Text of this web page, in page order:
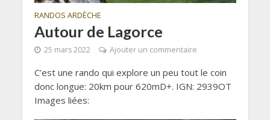
RANDOS ARDÈCHE
Autour de Lagorce
25 mars 2022 Ajouter un commentaire
C’est une rando qui explore un peu tout le coin
donc longue: 20km pour 620mD+. IGN: 2939OT
Images liées: